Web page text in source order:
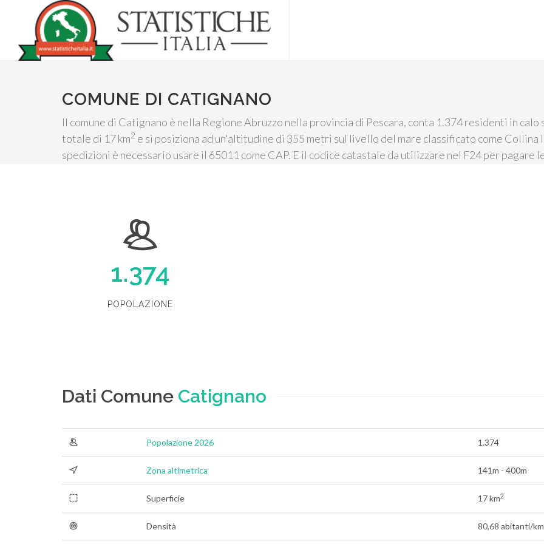
COMUNE DI CATIGNANO
Il comune di Catignano è nella Regione Abruzzo nella provincia di Pescara, conta 1.374 residenti in
totale di 17 km2 e si posiziona ad un'altitudine di 355 metri sul livello del mare classificato come Collina
spedizioni è necessario usare il 65011 come CAP. E il codice catastale da utilizzare nel F24 per pagare
1.374
POPOLAZIONE
Dati Comune Catignano
Popolazione 2026 1.374
Zona altimetrica 141m - 400m
Superficie 17 km2
Densità 80,68 abitanti/km